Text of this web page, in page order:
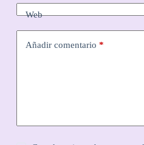
Web
Añadir comentario *